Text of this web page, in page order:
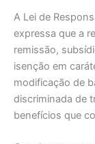
A Lei de
expressa que a
remissão,
isenção em
modificação de
discriminada de
benefícios que